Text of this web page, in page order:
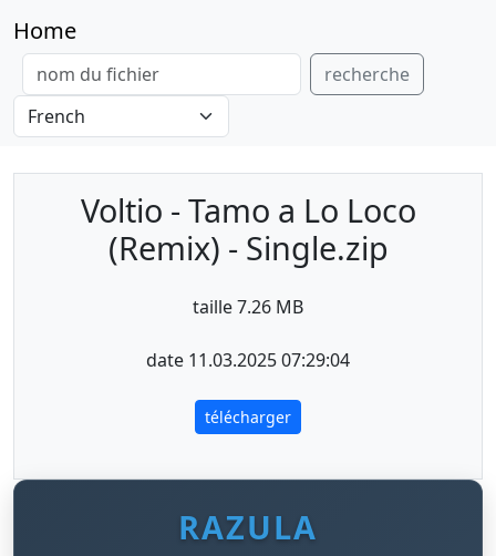
Home
recherche
Voltio - Tamo a Lo Loco
(Remix) - Single.zip
taille 7.26 MB
date 11.03.2025 07:29:04
télécharger
RAZULA